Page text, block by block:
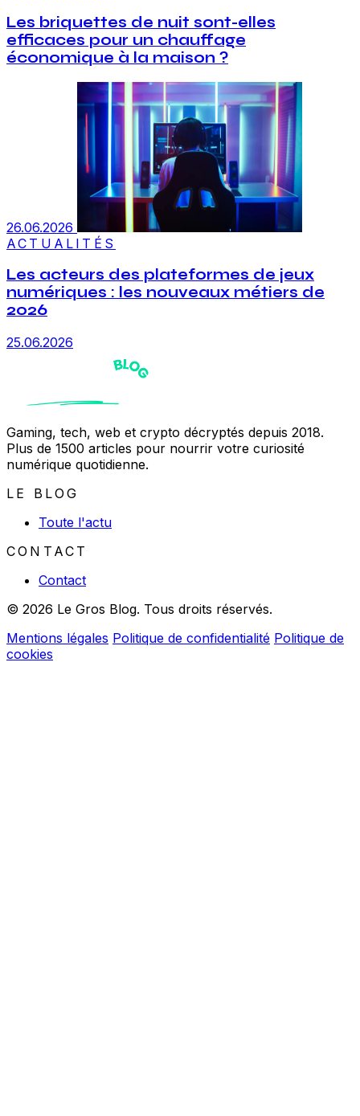
Les briquettes de nuit sont-elles
efficaces pour un chauffage
économique à la maison ?
26.06.2026
ACTUALITÉS
Les acteurs des plateformes de jeux
numériques : les nouveaux métiers de
2026
25.06.2026
Gaming, tech, web et crypto décryptés depuis 2018.
Plus de 1500 articles pour nourrir votre curiosité
numérique quotidienne.
LE BLOG
Toute l'actu
CONTACT
Contact
© 2026 Le Gros Blog. Tous droits réservés.
Mentions légales Politique de confidentialité Politique de
cookies